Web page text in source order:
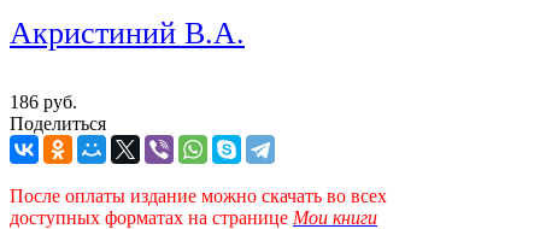
Акристиний В.А.
186 руб.
Поделиться
После оплаты издание можно скачать во всех
доступных форматах на странице Мои книги